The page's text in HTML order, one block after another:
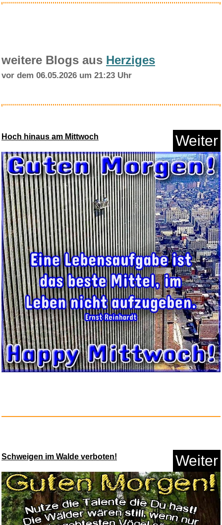
Anzeige
Paramount Home Entertainment
J...
Anzeige
SLOYCA 1 stück 30-69 MM T...
Anzeige
weitere Blogs aus Herziges
vor dem 06.05.2026 um 21:23 Uhr
Hoch hinaus am Mittwoch Weiter
Schweigen im Walde verboten! Weiter